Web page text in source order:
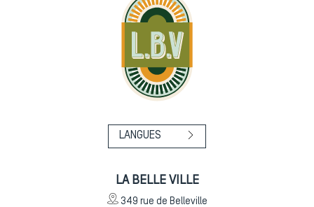
LANGUES
LA BELLE VILLE
349 rue de Belleville